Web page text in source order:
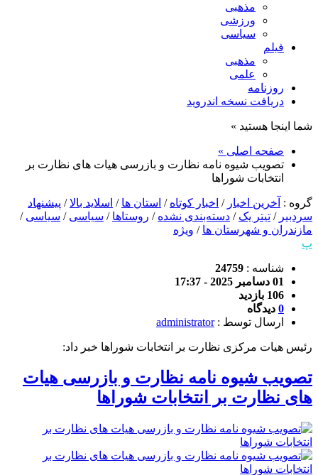
مذهبی
ورزشی
سیاسی
فیلم
مذهبی
علمی
روزنامه
دریافت نسخه اندروید
شما اینجا هستید »
صفحه اصلی »
تصویب شیوه نامه نظارت و بازرسی هیات های نظارت بر
انتخابات شوراها
گروه : آخرین اخبار / اخبار کوتاه / استان ها / اسلاید بالا/ پیشنهاد
سردبیر / تیتر یک / دسته‌بندی نشده / روستاها / سیاسی / سیاسی /
مازندران و شهرستان ها / ویژه
پ
شناسه : 24759
01 دسامبر 2025 - 17:37
106 بازدید
0 دیدگاه
ارسال توسط :administrator
رئیس هیات مرکزی نظارت بر انتخابات شوراها خبر داد:
تصویب شیوه نامه نظارت و بازرسی هیات
های نظارت بر انتخابات شوراها